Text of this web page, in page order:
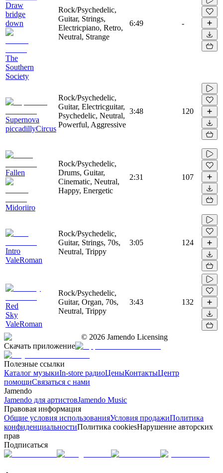
Draw
bridge
down
The
Southern
Society
Rock/Psychedelic,
Guitar, Strings,
Electricpiano, Retro,
Neutral, Strange
6:49 -
Supernova
piccadillyCircus
Rock/Psychedelic,
Guitar, Electricguitar,
Psychedelic, Neutral,
Powerful, Aggressive
3:48 120
Fallen
Midoriiro
Rock/Psychedelic,
Drums, Guitar,
Cinematic, Neutral,
Happy, Energetic
2:31 107
Intro
ValeRoman
Rock/Psychedelic,
Guitar, Strings, 70s,
Neutral, Trippy
3:05 124
Red
Sky
ValeRoman
Rock/Psychedelic,
Guitar, Organ, 70s,
Neutral, Trippy
3:43 132
© 2026 Jamendo Licensing
Скачать приложение
Полезные ссылки
Каталог музыкиIn-store радиоЦеныКонтактыЦентр
помощиСвязаться с нами
Jamendo
Jamendo для артистовJamendo Music
Правовая информация
Общие условия использованияУсловия продажиПолитика
конфиденциальностиПолитика cookiesНарушение авторских
прав
Подписаться